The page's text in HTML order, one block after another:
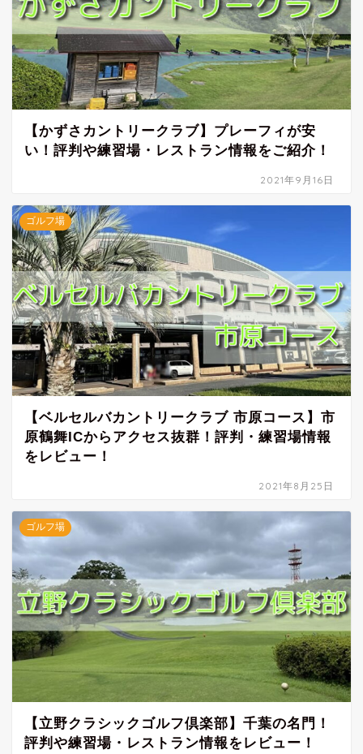
【かずさカントリークラブ】プレーフィが安
い！評判や練習場・レストラン情報をご紹介！
2021年9月16日
ゴルフ場
【ベルセルバカントリークラブ 市原コース】市
原鶴舞ICからアクセス抜群！評判・練習場情報
をレビュー！
2021年8月25日
ゴルフ場
【立野クラシックゴルフ倶楽部】千葉の名門！
評判や練習場・レストラン情報をレビュー！